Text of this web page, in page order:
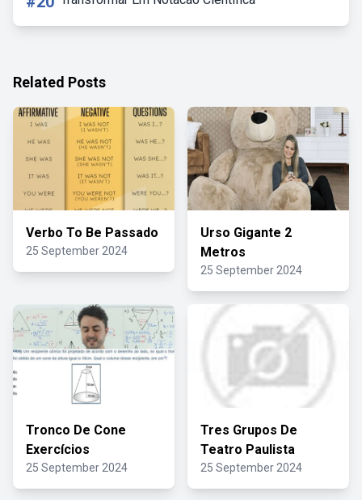
Related Posts
Verbo To Be Passado
25 September 2024
Urso Gigante 2
Metros
25 September 2024
Tronco De Cone
Exercícios
25 September 2024
Tres Grupos De
Teatro Paulista
25 September 2024